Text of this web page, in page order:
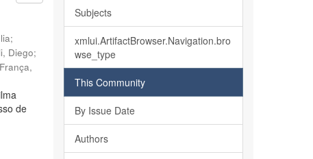
;
Diego;
França,
de
Subjects
xmlui.ArtifactBrowser.Navigation.bro
wse_type
This Community
By Issue Date
Authors